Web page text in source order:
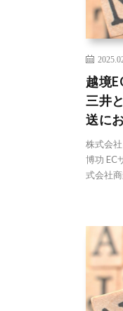
越境
三井
送に
株式会
博功 EC
式会社